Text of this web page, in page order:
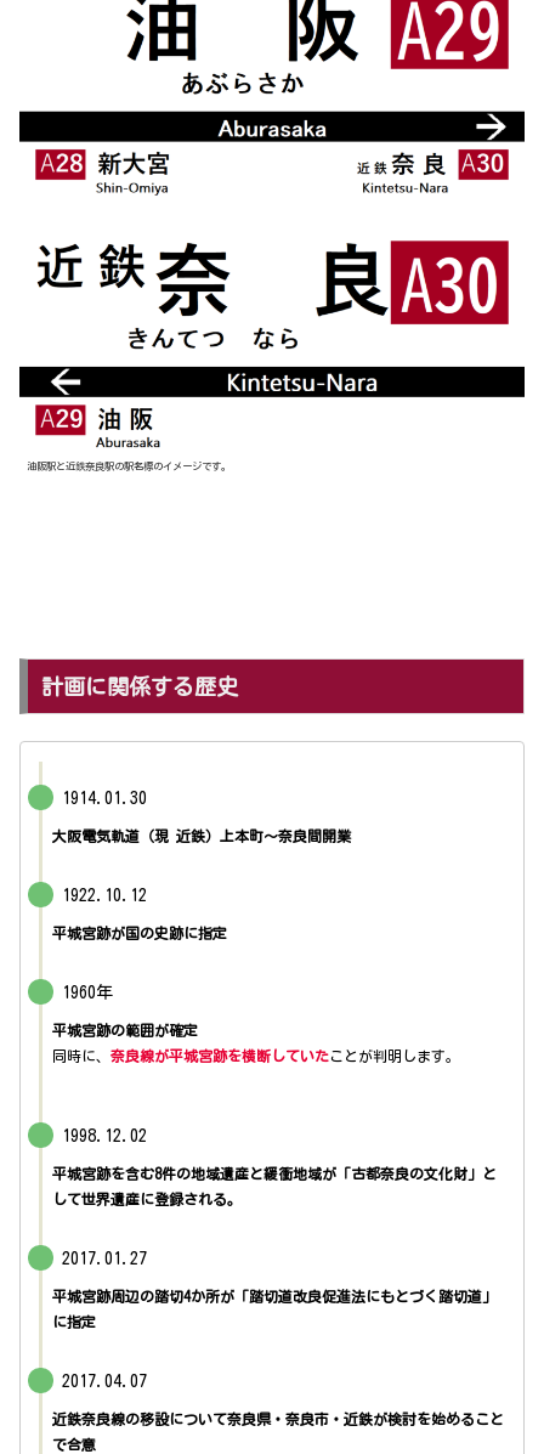
油阪駅と近鉄奈良駅の駅名標のイメージです。
計画に関係する歴史
1914.01.30
大阪電気軌道（現 近鉄）上本町～奈良間開業
1922.10.12
平城宮跡が国の史跡に指定
1960年
平城宮跡の範囲が確定
同時に、 奈良線が平城宮跡を横断していたことが判明します。
1998.12.02
平城宮跡を含む8件の地域遺産と緩衝地域が「古都奈良の文化財」と
して世界遺産に登録される。
2017.01.27
平城宮跡周辺の踏切4か所が「踏切道改良促進法にもとづく踏切道」
に指定
2017.04.07
近鉄奈良線の移設について奈良県・奈良市・近鉄が検討を始めること
で合意